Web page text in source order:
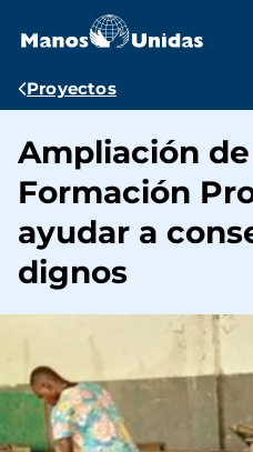
contenido
Ruta
navegación
Proyectos
Ampliación
Formación
ayudar a
dignos